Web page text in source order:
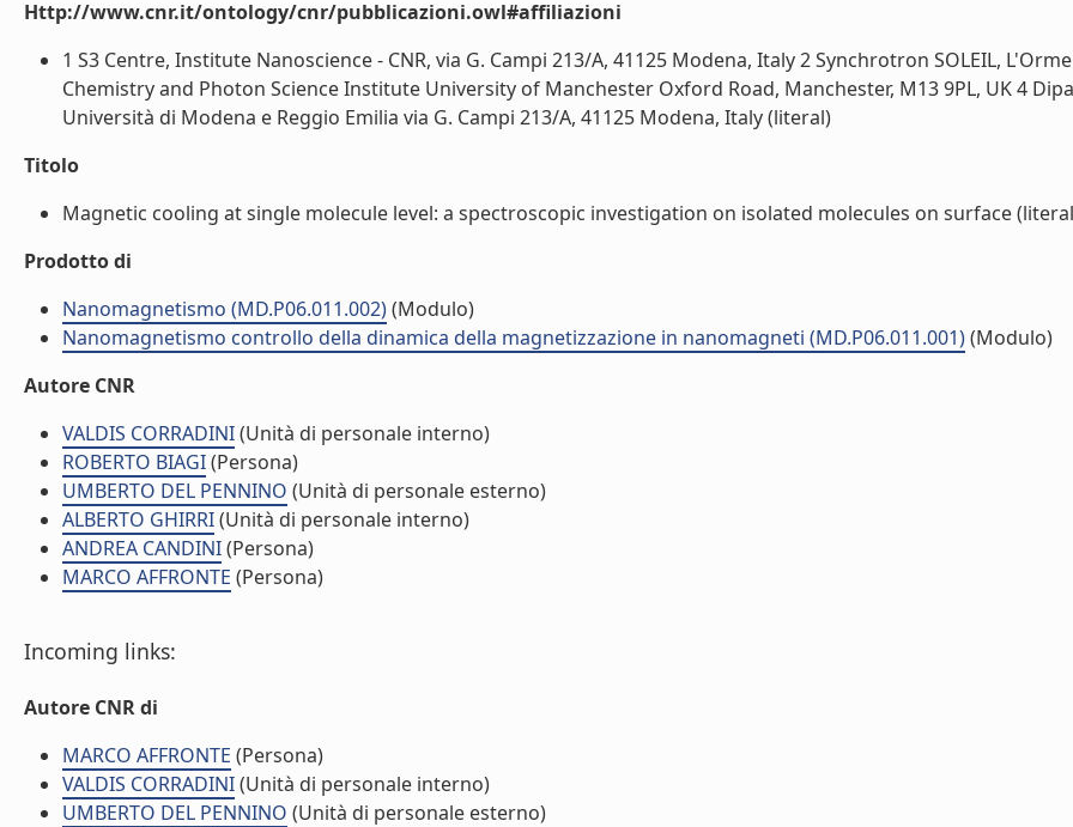
Http://www.cnr.it/ontology/cnr/pubblicazioni.owl#affiliazioni
1 S3 Centre, Institute Nanoscience - CNR, via G. Campi 213/A, 41125 Modena, Italy 2 Synchrotron SOLEIL,
Chemistry and Photon Science Institute University of Manchester Oxford Road, Manchester, M13 9PL, UK 4
Università di Modena e Reggio Emilia via G. Campi 213/A, 41125 Modena, Italy (literal)
Titolo
Magnetic cooling at single molecule level: a spectroscopic investigation on isolated molecules on surface
Prodotto di
Nanomagnetismo (MD.P06.011.002)(Modulo)
Nanomagnetismo controllo della dinamica della magnetizzazione in nanomagneti (MD.P06.011.001)(Modulo)
Autore CNR
VALDIS CORRADINI(Unità di personale interno)
ROBERTO BIAGI(Persona)
UMBERTO DEL PENNINO (Unità di personale esterno)
ALBERTO GHIRRI(Unità di personale interno)
ANDREA CANDINI(Persona)
MARCO AFFRONTE (Persona)
Incoming links:
Autore CNR di
MARCO AFFRONTE (Persona)
VALDIS CORRADINI(Unità di personale interno)
UMBERTO DEL PENNINO (Unità di personale esterno)